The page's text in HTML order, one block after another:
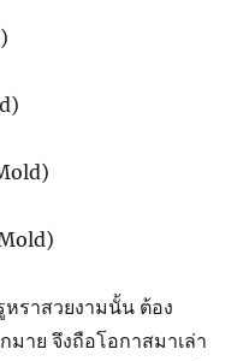
ราสวยงามนั้น ต้อง
าย จึงถือโอกาสมาเล่า